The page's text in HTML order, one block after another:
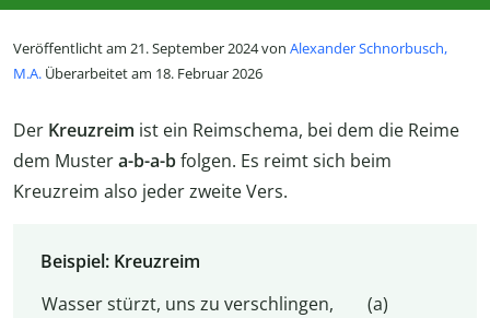
Veröffentlicht am 21. September 2024 von Alexander Schnorbusch,
M.A. Überarbeitet am 18. Februar 2026
Der Kreuzreim ist ein Reimschema, bei dem die Reime
dem Mustera-b-a-bfolgen. Es reimt sich beim
Kreuzreim also jeder zweite Vers.
Beispiel: Kreuzreim
Wasser stürzt, uns zu verschlingen,
(a)